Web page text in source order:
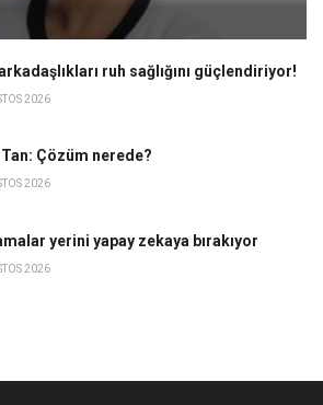
arkadaşlıkları ruh sağlığını güçlendiriyor!
2026
Tan: Çözüm nerede?
2026
yerini yapay zekaya bırakıyor
2026